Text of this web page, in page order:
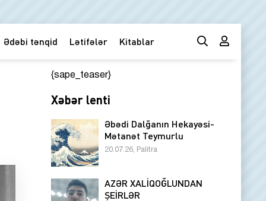
Ədəbi tənqid Lətifələr Kitablar
{sape_teaser}
Xəbər lenti
Əbədi Dalğanın Hekayəsi-
Mətanət Teymurlu
20.07.26, Palitra
AZƏR XALİQOĞLUNDAN
ŞEİRLƏR